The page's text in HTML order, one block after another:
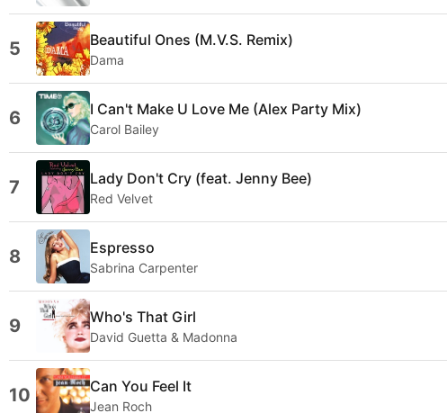
5 Beautiful Ones (M.V.S. Remix)
Dama
6 I Can't Make U Love Me (Alex Party Mix)
Carol Bailey
7 Lady Don't Cry (feat. Jenny Bee)
Red Velvet
8 Espresso
Sabrina Carpenter
9 Who's That Girl
David Guetta & Madonna
10 Can You Feel It
Jean Roch